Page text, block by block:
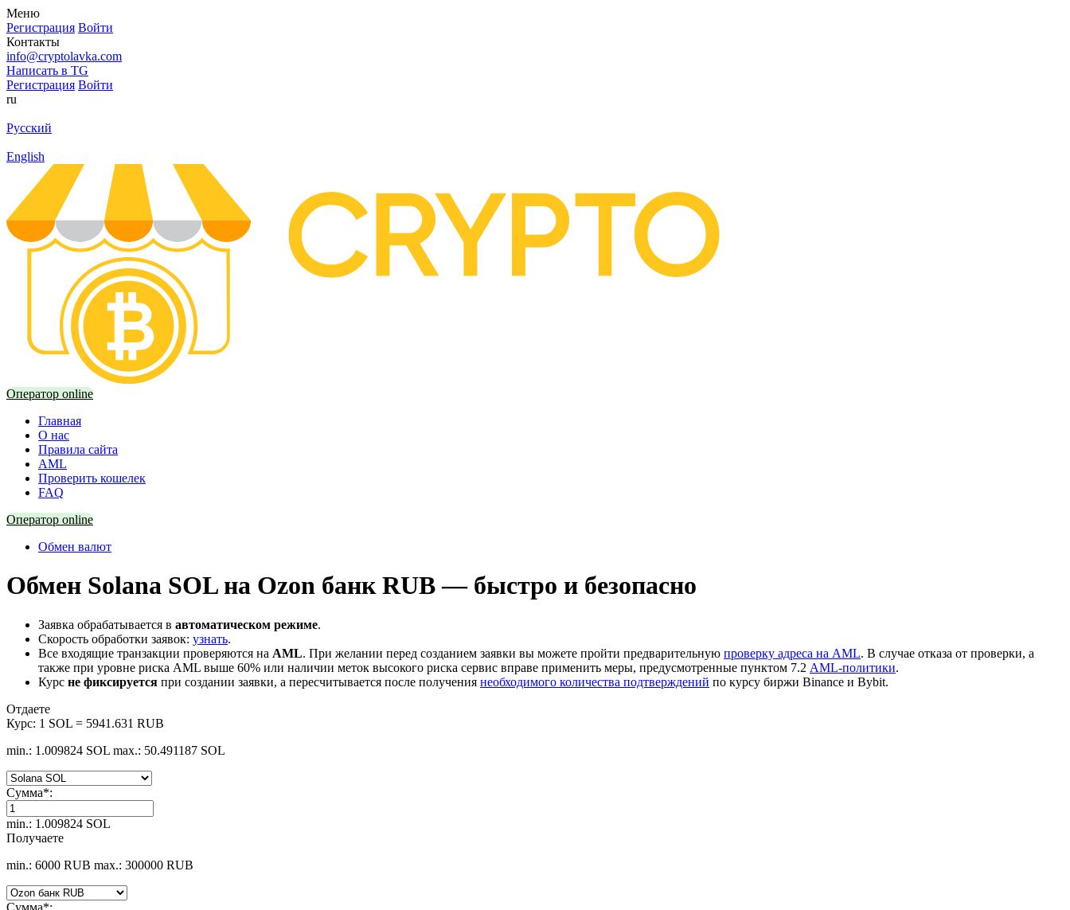
Меню
Регистрация Войти
Контакты
info@cryptolavka.com
Написать в TG
Регистрация Войти
ru
Русский
English
Оператор online
Главная
О нас
Правила сайта
AML
Проверить кошелек
FAQ
Оператор online
Обмен валют
Обмен Solana SOL на Ozon банк RUB — быстро и безопасно
Заявка обрабатывается в автоматическом режиме.
Скорость обработки заявок: узнать.
Все входящие транзакции проверяются на AML. При желании перед созданием заявки вы можете пройти предварительную проверку адреса на AML. В случае отказа от проверки, а
также при уровне риска AML выше 60% или наличии меток высокого риска сервис вправе применить меры, предусмотренные пунктом 7.2 AML-политики.
Курс не фиксируется при создании заявки, а пересчитывается после получения необходимого количества подтверждений по курсу биржи Binance и Bybit.
Отдаете
Курс: 1 SOL = 5941.631 RUB
min.: 1.009824 SOL max.: 50.491187 SOL
Сумма*:
min.: 1.009824 SOL
Получаете
min.: 6000 RUB max.: 300000 RUB
Сумма*: